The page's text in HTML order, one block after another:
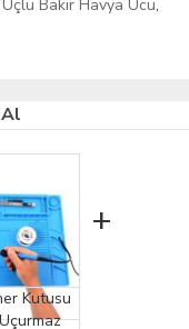
Bakır Havya Ucu,
+